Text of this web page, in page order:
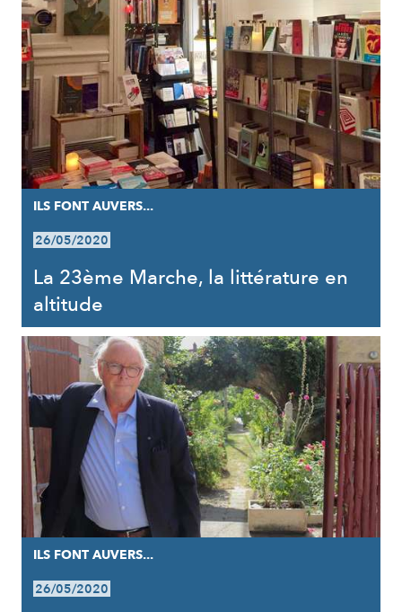
ILS FONT AUVERS...
26/05/2020
La 23ème Marche, la littérature en
altitude
ILS FONT AUVERS...
26/05/2020